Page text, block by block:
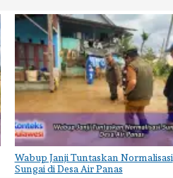
Wabup Janji Tuntaskan Normalisasi
Sungai di Desa Air Panas